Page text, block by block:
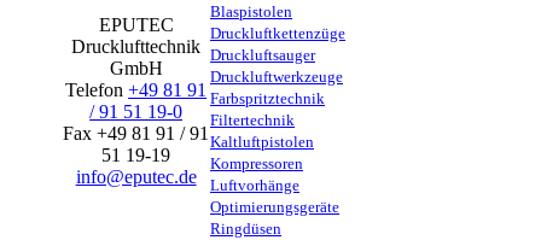
Blaspistolen
Druckluftkettenzüge
Druckluftsauger
Druckluftwerkzeuge
Farbspritztechnik
Filtertechnik
Kaltluftpistolen
Kompressoren
Luftvorhänge
Optimierungsgeräte
Ringdüsen
EPUTEC
Drucklufttechnik
GmbH
Telefon+49 81 91
/ 91 51 19-0
Fax +49 81 91 / 91
51 19-19
info@eputec.de